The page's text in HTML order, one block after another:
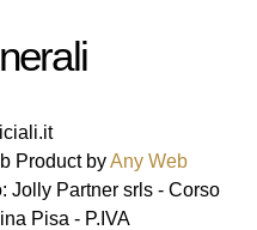
Product byAny Web
Jolly Partner srls - Corso
Pisa - P.IVA